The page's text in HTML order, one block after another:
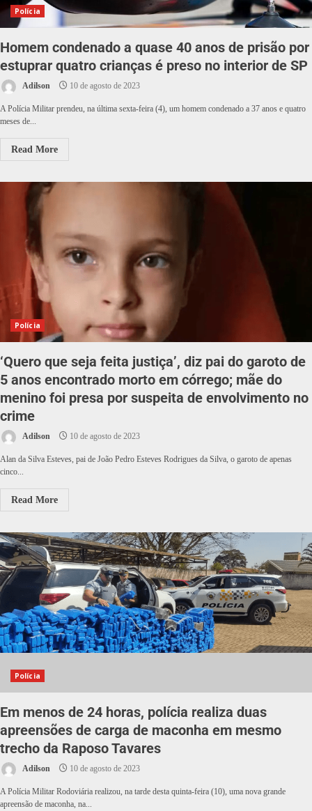
Polícia
Homem condenado a quase 40 anos de prisão por
estuprar quatro crianças é preso no interior de SP
Adilson 10 de agosto de 2023
A Polícia Militar prendeu, na última sexta-feira (4), um homem condenado a 37 anos e quatro
meses de...
Read More
Polícia
‘Quero que seja feita justiça’, diz pai do garoto de
5 anos encontrado morto em córrego; mãe do
menino foi presa por suspeita de envolvimento no
crime
Adilson 10 de agosto de 2023
Alan da Silva Esteves, pai de João Pedro Esteves Rodrigues da Silva, o garoto de apenas
cinco...
Read More
Polícia
Em menos de 24 horas, polícia realiza duas
apreensões de carga de maconha em mesmo
trecho da Raposo Tavares
Adilson 10 de agosto de 2023
A Polícia Militar Rodoviária realizou, na tarde desta quinta-feira (10), uma nova grande
apreensão de maconha, na...